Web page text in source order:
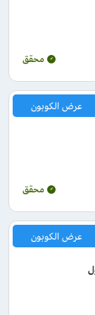
محقق
عرض الكوبون
محقق
اول
عرض الكوبون